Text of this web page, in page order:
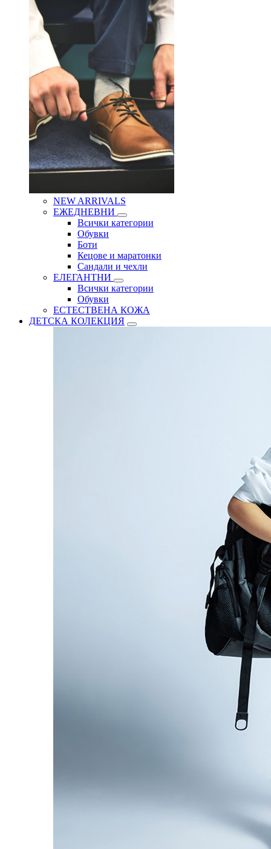
NEW ARRIVALS
ЕЖЕДНЕВНИ
Всички категории
Обувки
Боти
Кецове и маратонки
Сандали и чехли
ЕЛЕГАНТНИ
Всички категории
Обувки
ЕСТЕСТВЕНА КОЖА
ДЕТСКА КОЛЕКЦИЯ